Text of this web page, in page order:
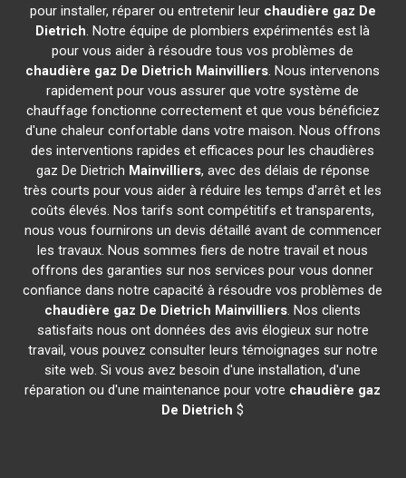
pour installer, réparer ou entretenir leur chaudière gaz De
Dietrich. Notre équipe de plombiers expérimentés est là
pour vous aider à résoudre tous vos problèmes de
chaudière gaz De Dietrich Mainvilliers. Nous intervenons
rapidement pour vous assurer que votre système de
chauffage fonctionne correctement et que vous bénéficiez
d'une chaleur confortable dans votre maison. Nous offrons
des interventions rapides et efficaces pour les chaudières
gaz De Dietrich Mainvilliers, avec des délais de réponse
très courts pour vous aider à réduire les temps d'arrêt et les
coûts élevés. Nos tarifs sont compétitifs et transparents,
nous vous fournirons un devis détaillé avant de commencer
les travaux. Nous sommes fiers de notre travail et nous
offrons des garanties sur nos services pour vous donner
confiance dans notre capacité à résoudre vos problèmes de
chaudière gaz De Dietrich Mainvilliers. Nos clients
satisfaits nous ont données des avis élogieux sur notre
travail, vous pouvez consulter leurs témoignages sur notre
site web. Si vous avez besoin d'une installation, d'une
réparation ou d'une maintenance pour votre chaudière gaz
De Dietrich $